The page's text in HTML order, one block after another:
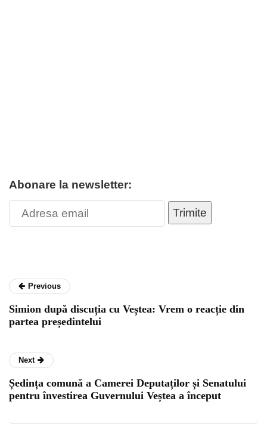
Abonare la newsletter:
Trimite
Previous
Simion după discuția cu Veștea: Vrem o reacție din
partea președintelui
Next
Ședința comună a Camerei Deputaților și Senatului
pentru învestirea Guvernului Veștea a început